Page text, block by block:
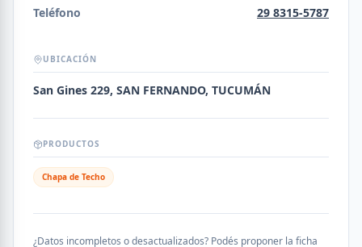
Teléfono 29 8315-5787
UBICACIÓN
San Gines 229, SAN FERNANDO, TUCUMÁN
PRODUCTOS
Chapa de Techo
¿Datos incompletos o desactualizados? Podés proponer la ficha